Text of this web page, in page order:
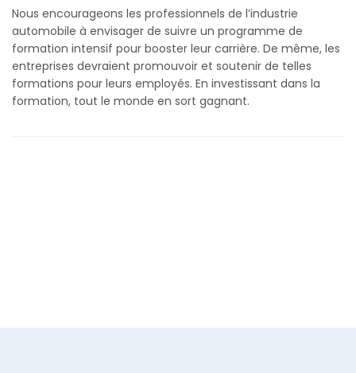
Nous encourageons les professionnels de l’industrie
automobile à envisager de suivre un programme de
formation intensif pour booster leur carrière. De même, les
entreprises devraient promouvoir et soutenir de telles
formations pour leurs employés. En investissant dans la
formation, tout le monde en sort gagnant.